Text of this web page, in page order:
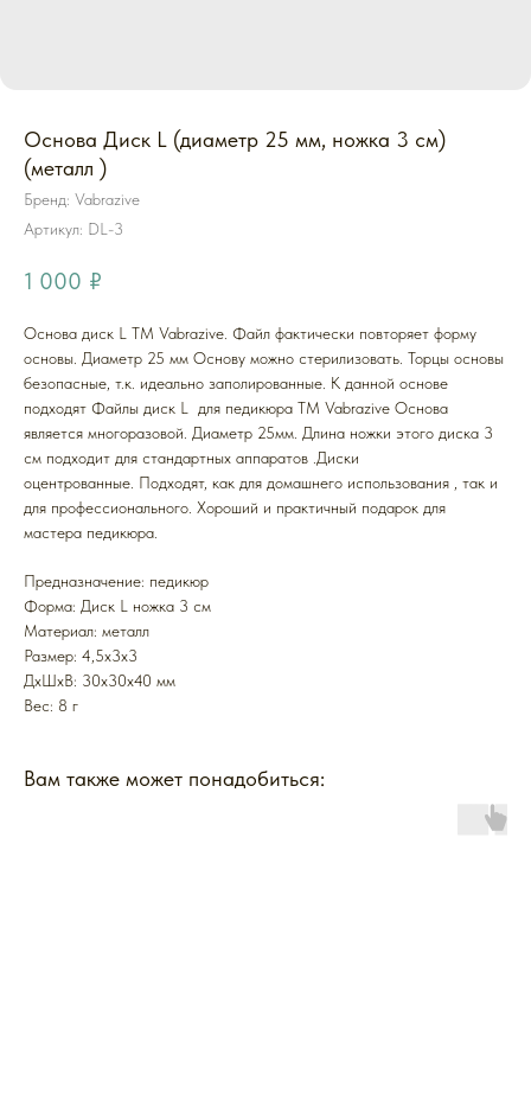
Основа Диск L (диаметр 25 мм, ножка 3 см)
(металл )
Бренд: Vabrazive
Артикул: DL-3
1 000 ₽
Основа диск L ТМ Vabrazive. Файл фактически повторяет форму
основы. Диаметр 25 мм Основу можно стерилизовать. Торцы основы
безопасные, т.к. идеально заполированные. К данной основе
подходят Файлы диск L для педикюра ТМ Vabrazive Основа
является многоразовой. Диаметр 25мм. Длина ножки этого диска 3
см подходит для стандартных аппаратов .Диски
оцентрованные. Подходят, как для домашнего использования , так и
для профессионального. Хороший и практичный подарок для
мастера педикюра.
Предназначение: педикюр
Форма: Диск L ножка 3 см
Mатериал: металл
Размер: 4,5х3х3
ДxШxВ: 30x30x40 мм
Вес: 8 г
Вам также может понадобиться: